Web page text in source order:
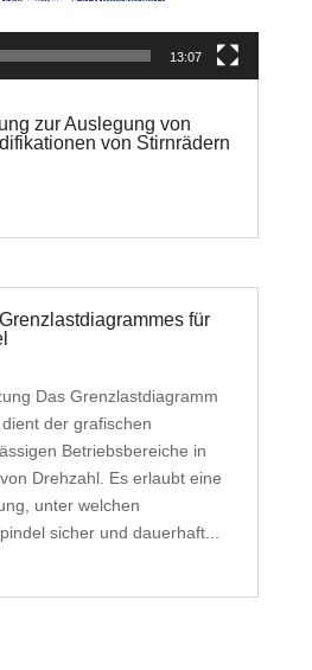
13:07
zur Auslegung von
von Stirnrädern
für
Das Grenzlastdiagramm
der grafischen
Betriebsbereiche in
Drehzahl. Es erlaubt eine
unter welchen
sicher und dauerhaft...